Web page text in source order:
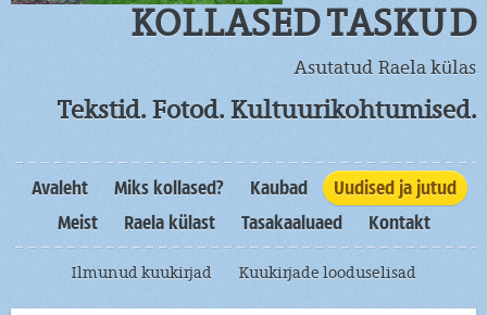
KOLLASED TASKUD
Asutatud Raela külas
Tekstid. Fotod. Kultuurikohtumised.
Avaleht Miks kollased? Kaubad
Uudised ja jutud
Meist
Raela külast Tasakaaluaed Kontakt
Ilmunud kuukirjad Kuukirjade looduselisad